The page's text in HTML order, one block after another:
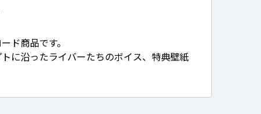
ド商品です。
に沿ったライバーたちのボイス、特典壁紙